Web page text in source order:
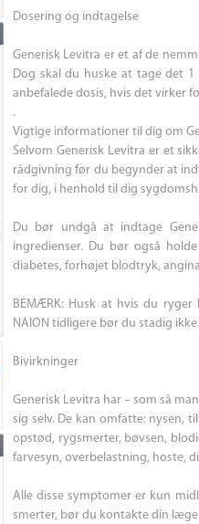
Dosering og indtagelse
Generisk Levitra er et af de
Dog skal du huske at tage det
anbefalede dosis, hvis det virker
.
Vigtige informationer til dig om
Selvom Generisk Levitra er et
rådgivning før du begynder at
for dig, i henhold til dig
Du bør undgå at indtage
ingredienser. Du bør også
diabetes, forhøjet blodtryk,
BEMÆRK: Husk at hvis du
NAION tidligere bør du stadig
Bivirkninger
Generisk Levitra har – som så
sig selv. De kan omfatte: nysen,
opstød, rygsmerter, bøvsen,
farvesyn, overbelastning, hoste,
Alle disse symptomer er kun
smerter, bør du kontakte din